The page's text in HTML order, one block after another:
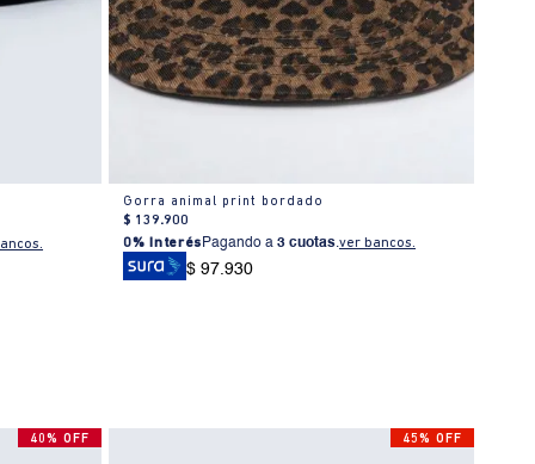
Gorra animal print bordado
$ 139.900
0% Interés Pagando a3 cuotas.ver bancos.
$ 97.930
40% OFF 45% OFF